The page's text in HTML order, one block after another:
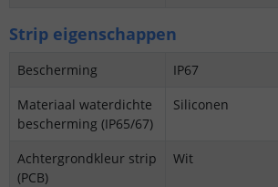
Strip eigenschappen
Bescherming
IP67
Materiaal waterdichte
bescherming (IP65/67)
Siliconen
Achtergrondkleur strip
(PCB)
Wit